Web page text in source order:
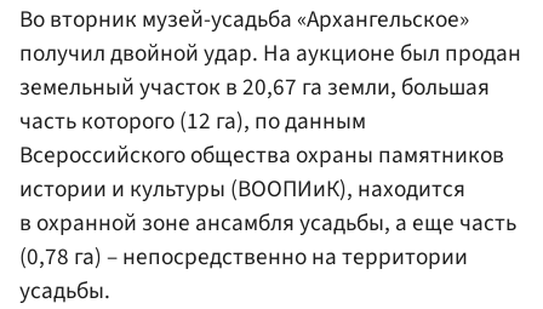
Во вторник музей-усадьба «Архангельское»
получил двойной удар. На аукционе был продан
земельный участок в 20,67 га земли, большая
часть которого (12 га), по данным
Всероссийского общества охраны памятников
истории и культуры (ВООПИиК), находится
в охранной зоне ансамбля усадьбы, а еще часть
(0,78 га) – непосредственно на территории
усадьбы.